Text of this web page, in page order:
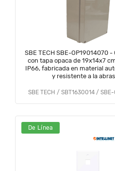
SBE TECH SBE-OP19014070
con tapa opaca de 19x14x7
IP66, fabricada en material
y resistente a la
SBE TECH / SBT1630014 /
De Línea